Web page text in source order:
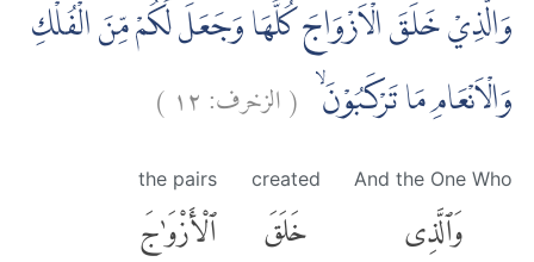
وَالَّذِيْ خَلَقَ الْاَزْوَاجَ كُلَّهَا وَجَعَلَ لَكُمْ مِّنَ الْفُلْكِ
وَالْاَنْعَامِ مَا تَرْكَبُوْنَۙ (الزخرف:١٢ )
And the One Who
وَٱلَّذِى
created
خَلَقَ
the pairs
ٱلْأَزْوَٰجَ